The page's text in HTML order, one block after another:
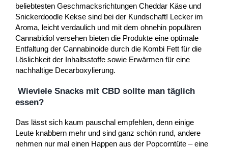
beliebtesten Geschmacksrichtungen Cheddar Käse und
Snickerdoodle Kekse sind bei der Kundschaft! Lecker im
Aroma, leicht verdaulich und mit dem ohnehin populären
Cannabidiol versehen bieten die Produkte eine optimale
Entfaltung der Cannabinoide durch die Kombi Fett für die
Löslichkeit der Inhaltsstoffe sowie Erwärmen für eine
nachhaltige Decarboxylierung.
Wieviele Snacks mit CBD sollte man täglich
essen?
Das lässt sich kaum pauschal empfehlen, denn einige
Leute knabbern mehr und sind ganz schön rund, andere
nehmen nur mal einen Happen aus der Popcorntüte – eine